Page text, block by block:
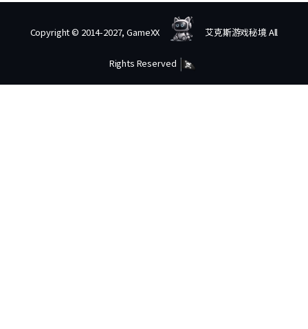
Copyright © 2014-2027, GameXX 艾克斯游戏秘境 All
Rights Reserved